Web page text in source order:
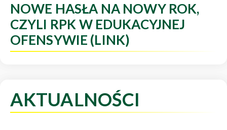
NOWE HASŁA NA NOWY ROK,
CZYLI RPK W EDUKACYJNEJ
OFENSYWIE (LINK)
AKTUALNOŚCI